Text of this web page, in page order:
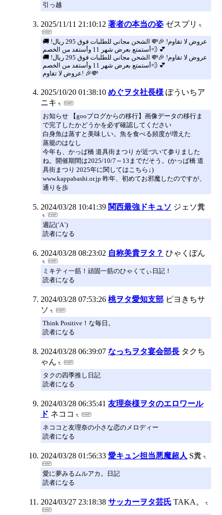
引っ越
2025/11/11 21:10:12 著者の本当の姿 ゼスプリ
عروض لا تقاوم! 🎉💸 الشحن مجاني للطلبات فوق 295 ريال! 🚚
💨أستمتع بعرض شهر 11 وأستفد من الخصم 💕
عروض لا تقاوم! 🎉💸 الشحن مجاني للطلبات فوق 295 ريال! 🚚
💨أستمتع بعرض شهر 11 وأستفد من الخصم 💕
عروض لا تقاوم! 🎉💸
2025/10/20 01:38:10 めぐヲタ社長様 ぽういちア
ニキ
お知らせ 【gooブログからの移行】画像データの移行ま
で完了したかどうかを必ず確認してください
白身魚は蒸すと美味しい。魚を食べる頻度が増えた
蒸籠のはなし
今年も、かっぱ橋 道具街まつり が近づいて参りました
ね。開催期間は2025/10/7～13までだそう。(かっぱ橋 道
具街まつり 2025年に関してはこちら↓)
www.kappabashi.or.jp 昨年、初めてお邪魔したのですが、
通りを歩
2024/03/28 10:41:39 関西最強ドキュソ ジェソ糞
週記(’A`)
読者になる
2024/03/28 08:23:02 自称美貴ヲタ？ ひゃくぼん
ミキティ一筋！頑固一筋のひゃくてぃ日記！
読者になる
2024/03/28 07:53:26 桃ヲタ愛知支部 ピヨきちサ
ソ
Think Positive！な毎日。
読者になる
2024/03/28 06:39:07 なっちヲタ宴会部長 タクち
ゃん
タクの四季推し日記
読者になる
2024/03/28 06:35:41 友理奈様ヲタのエロワール
ド ネココ
ネココと友理奈の小さな恋のメロディー
読者になる
2024/03/28 01:56:33 愛キュン担当悪魔超人 S糞
愛に夢みるムルアカ。日記
読者になる
2024/03/27 23:18:38 サッカーヲタ芸氏 TAKA。